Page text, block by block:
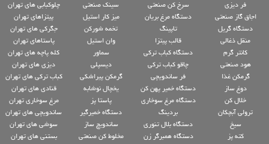
فر دیزی
اجاق گاز صنعتی
دستگاه گریل
منقل ذغالی
کانتر گرم
هود صنعتی
گرمکن غذا
دوغ ساز
خلال کن
ترولی آبچکان
سیخ
کته پز
سرخ کن صنعتی
دستگاه مرغ بریان
تاپینگ
قالب پیتزا
دستگاه کباب ترکی
چاقو کباب ترکی
فر ساندویچی
دستگاه خمیر پهن کن
دستگاه مرغ سوخاری
بردینگ
دستگاه بلال تنوری
دستگاه همبرگر زن
سینک صنعتی
میز کار استیل
تخمه شورکن
وان استیل
سماور
دیسپلی
گرمکن پیراشکی
یخچال نوشابه
پاستا پز
دستگاه خمیرگیر
ساندویچ ساز
مخلوط کن صنعتی
چلوکبابی های تهران
پیتزاهای تهران
جگرکی های تهران
پاستاهای تهران
کله پاچه های تهران
دیزی های تهران
کباب ترکی های تهران
قنادی های تهران
مرغ سوخاری تهران
ساندویچی های تهران
سوشی های تهران
بستنی های تهران